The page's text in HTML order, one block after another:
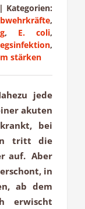
| Kategorien:
,
, E. coli,
,
stärken
jede
akuten
bei
tritt die
auf. Aber
in
ab dem
erwischt